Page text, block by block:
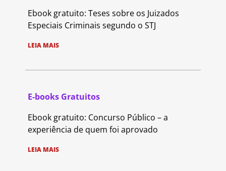
Ebook gratuito: Teses sobre os Juizados
Especiais Criminais segundo o STJ
LEIA MAIS
E-books Gratuitos
Ebook gratuito: Concurso Público – a
experiência de quem foi aprovado
LEIA MAIS